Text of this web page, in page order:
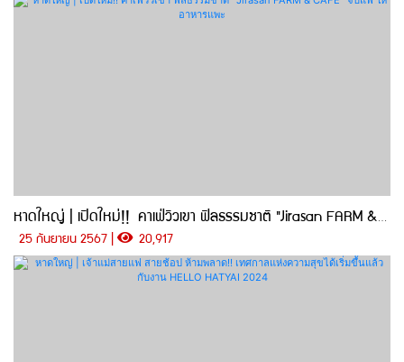
หาดใหญ่ | เปิดใหม่!! คาเฟ่วิวเขา ฟิลธรรมชาติ "Jirasan FARM & CAFE" จิบแฟ ให้อาหารแพะ
25 กันยายน 2567 | 20,917